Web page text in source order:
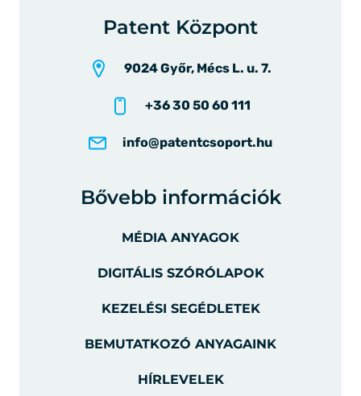
Patent Központ
9024 Győr, Mécs L. u. 7.
+36 30 50 60 111
info@patentcsoport.hu
Bővebb információk
MÉDIA ANYAGOK
DIGITÁLIS SZÓRÓLAPOK
KEZELÉSI SEGÉDLETEK
BEMUTATKOZÓ ANYAGAINK
HÍRLEVELEK